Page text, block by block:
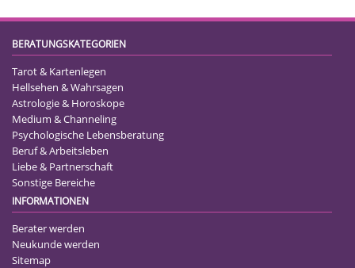
BERATUNGSKATEGORIEN
Tarot & Kartenlegen
Hellsehen & Wahrsagen
Astrologie & Horoskope
Medium & Channeling
Psychologische Lebensberatung
Beruf & Arbeitsleben
Liebe & Partnerschaft
Sonstige Bereiche
INFORMATIONEN
Berater werden
Neukunde werden
Sitemap